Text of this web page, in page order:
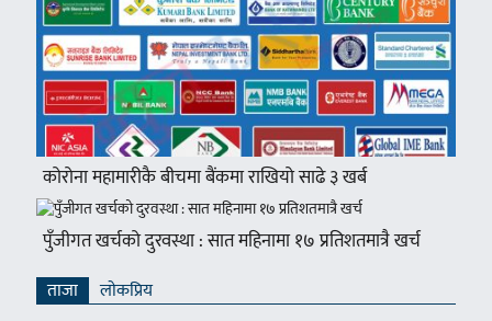
कोरोना महामारीकै बीचमा बैंकमा राखियो साढे ३ खर्ब
पुँजीगत खर्चको दुरवस्था : सात महिनामा १७ प्रतिशतमात्रै खर्च
ताजा लाेकप्रिय